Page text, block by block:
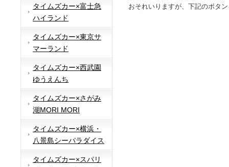
タイムズカー×富士急
ハイランド
タイムズカー×東京サ
マーランド
タイムズカー×西武園
ゆうえんち
タイムズカー×さがみ
湖MORI MORI
タイムズカー×横浜・
八景島シーパラダイス
タイムズカー×スパリ
おそれいりますが、下記のボタ